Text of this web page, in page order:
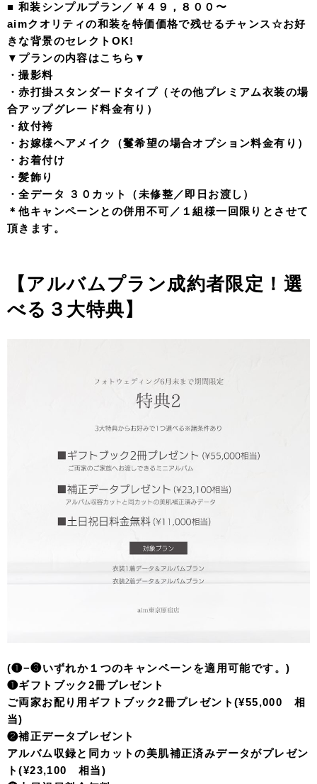
■ 和装シンプルプラン／￥４９，８００〜
aimクオリティの和装を特価価格で残せるチャンス☆お好
きな背景のセレクトOK!
▼プランの内容はこちら▼
・撮影料
・赤打掛スタンダードタイプ（その他プレミアム衣装の場
合アップグレード料金有り）
・紋付袴
・お嫁様ヘアメイク（鬘希望の場合オプション料金有り）
・お着付け
・髪飾り
・全データ ３０カット（未修整／即日お渡し）
＊他キャンペーンとの併用不可／１組様一回限りとさせて
頂きます。
【アルバムプラン成約者限定！選
べる３大特典】
(❶−❸いずれか１つのキャンペーンを適用可能です。)
❶ギフトブック2冊プレゼント
ご両家お配り用ギフトブック2冊プレゼント(¥55,000 相
当)
❷補正データプレゼント
アルバム収録と同カットの美肌補正済みデータがプレゼン
ト(¥23,100 相当)